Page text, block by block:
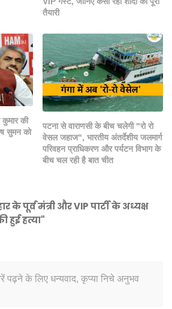
तैयारी
कुमार की
सुमन को
पटना से वाराणसी के बीच चलेगी "रो रो
वेसल जहाज", भारतीय अंतर्देशीय जलमार्ग
परिवहन प्राधिकरण और पर्यटन विभाग के
बीच चल रही है बात चीत
के पूर्व मंत्री और VIP पार्टी के अध्यक्ष
हुई हत्या"
पढ़ने के लिए धन्यवाद, कृप्या निचे अनुभव